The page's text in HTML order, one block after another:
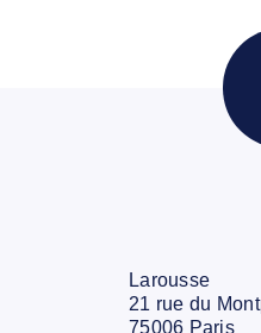
Larousse
21 rue du
75006 Paris